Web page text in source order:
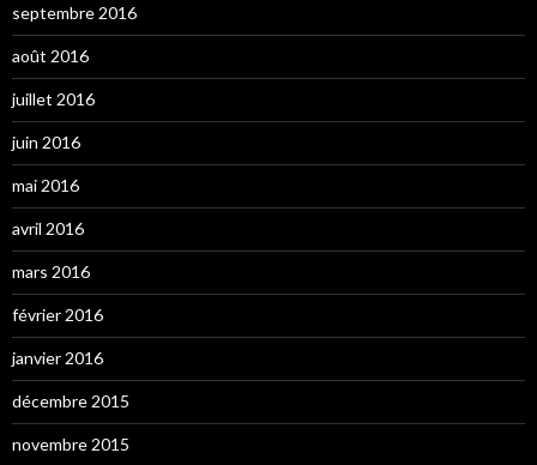
septembre 2016
août 2016
juillet 2016
juin 2016
mai 2016
avril 2016
mars 2016
février 2016
janvier 2016
décembre 2015
novembre 2015